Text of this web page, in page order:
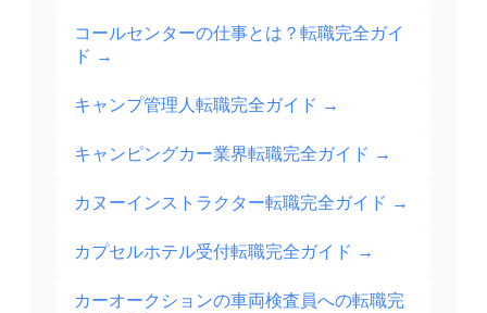
コールセンターの仕事とは？転職完全ガイ
ド →
キャンプ管理人転職完全ガイド →
キャンピングカー業界転職完全ガイド →
カヌーインストラクター転職完全ガイド →
カプセルホテル受付転職完全ガイド →
カーオークションの車両検査員への転職完